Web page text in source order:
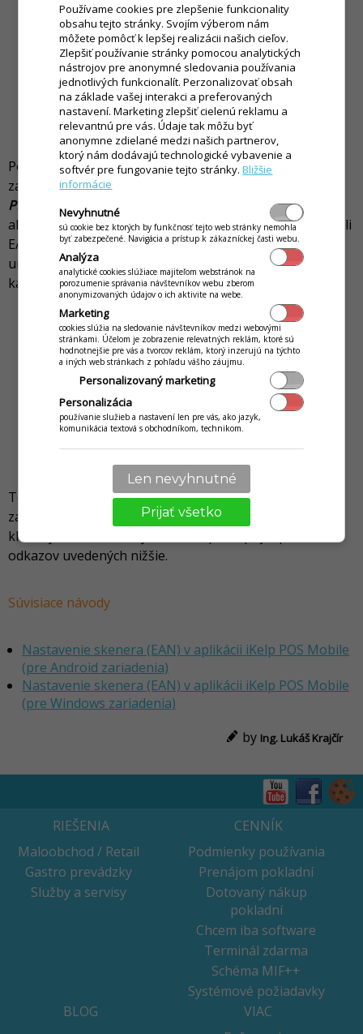
Po aktivovaní zariadenia odporúčame v nastaveniach
zariadeniaPOSm...
PLU
pre rýchlu aktiváciu kamery zariadenia. Zároveň po
aktivovaní zariadenia sa pri úprave skladovej karty a poli
EAN zobrazí tlačidlo na vyvolanie kamery zariadenia, čo
umožní jednoduché pridanie EAN kódu danej skladovej
karte.
Tento návod vychádza z použitia internej kamery
zariadenia ako skenera. V prípade, že konfigurujete
klasický skener čiarových kódov, postupujte podľa
odkazov uvedených nižšie.
Súvisiace návody
Nastavenie skenera (EAN) v aplikácii iKelp POS Mobile
(pre Android zariadenia)
Nastavenie skenera (EAN) v aplikácii iKelp POS Mobile
(pre Windows zariadenia)
by Ing. Lukáš Krajčír
RIEŠENIA
Maloobchod / Retail
Gastro prevádzky
Služby a servisy
CENNÍK
Podmienky používania
Prenájom pokladní
Dotovaný nákup
pokladní
Chcem iba software
Terminál zdarma
Schéma MIF++
Systémové požiadavky
BLOG
VIAC
Používame cookies pre zlepšenie funkcionality
obsahu tejto stránky. Svojím výberom nám
môžete pomôcť k lepšej realizácii našich cieľov.
Zlepšiť používanie stránky pomocou analytických
nástrojov pre anonymné sledovania používania
jednotlivých funkcionalít. Perzonalizovať obsah
na základe vašej interakci a preferovaných
nastavení. Marketing zlepšiť cielenú reklamu a
relevantnú pre vás. Údaje tak môžu byť
anonymne zdielané medzi našich partnerov,
ktorý nám dodávajú technologické vybavenie a
softvér pre fungovanie tejto stránky.Bližšie
informácie
Nevyhnutné
sú cookie bez ktorých by funkčnosť tejto web stránky nemohla
byť zabezpečené. Navigácia a prístup k zákazníckej časti webu.
Analýza
analytické cookies slúžiace majiteľom webstránok na
porozumenie správania návštevníkov webu zberom
anonymizovaných údajov o ich aktivite na webe.
Marketing
cookies slúžia na sledovanie návštevníkov medzi webovými
stránkami. Účelom je zobrazenie relevatných reklám, ktoré sú
hodnotnejšie pre vás a tvorcov reklám, ktorý inzerujú na týchto
a iných web stránkach z pohľadu vášho záujmu.
Personalizovaný marketing
Personalizácia
používanie služieb a nastavení len pre vás, ako jazyk,
komunikácia textová s obchodníkom, technikom.
Len nevyhnutné
Prijať všetko